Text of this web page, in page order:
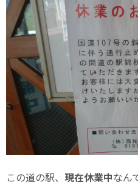
この道の駅、 現在休業中なん